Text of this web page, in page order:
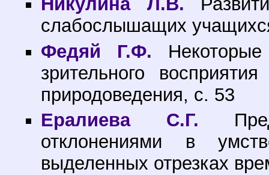
слабослышащих
Федяй Г.Ф.
зрительного
природоведения, с. 53
Ералиева С.Г.
отклонениями в
выделенных отрезках